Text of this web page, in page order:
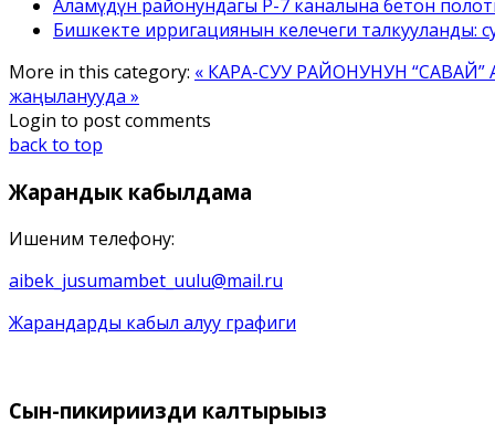
Аламүдүн районундагы Р-7 каналына бетон
Бишкекте ирригациянын келечеги талкууланды:
More in this category: « КАРА-СУУ РАЙОНУНУН
жаңыланууда »
Login to post comments
back to top
Жарандык кабылдама
Ишеним телефону:
aibek_jusumambet_uulu@mail.ru
Жарандарды кабыл алуу графиги
Сын-пикириңизди калтырыңыз